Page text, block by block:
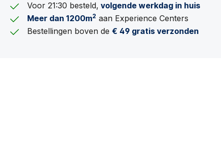
Voor 21:30 besteld, volgende werkdag in huis
Meer dan 1200m2 aan Experience Centers
Bestellingen boven de€ 49 gratis verzonden